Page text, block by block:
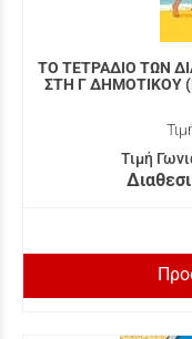
ΤΟ ΤΕΤΡΑΔΙΟ ΤΩΝ
ΣΤΗ Γ ΔΗΜΟΤΙΚΟΥ
Τιμή